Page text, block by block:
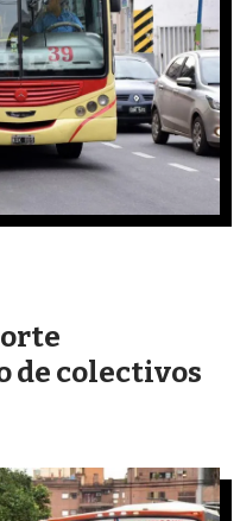
de colectivos